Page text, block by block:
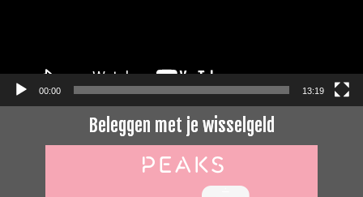
00:00 13:19
Beleggen met je wisselgeld